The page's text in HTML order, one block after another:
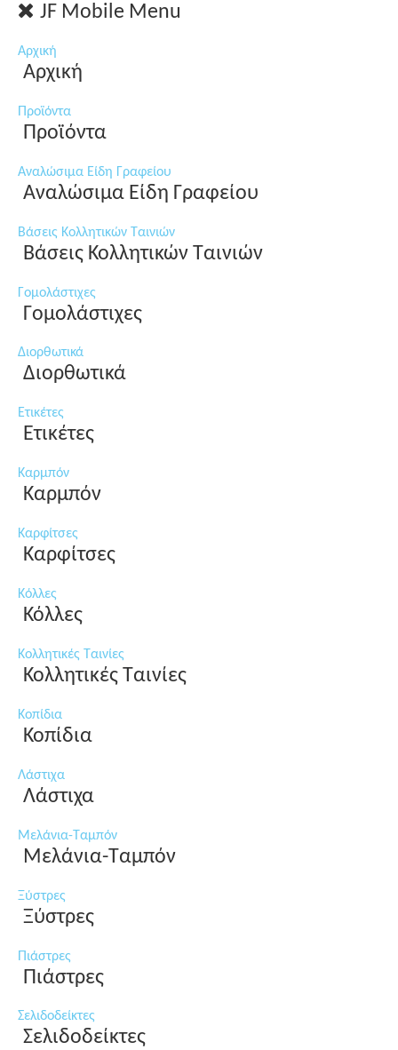
JF Mobile Menu
Αρχική
Αρχική
Προϊόντα
Προϊόντα
Αναλώσιμα Είδη Γραφείου
Αναλώσιμα Είδη Γραφείου
Βάσεις Κολλητικών Ταινιών
Βάσεις Κολλητικών Ταινιών
Γομολάστιχες
Γομολάστιχες
Διορθωτικά
Διορθωτικά
Ετικέτες
Ετικέτες
Καρμπόν
Καρμπόν
Καρφίτσες
Καρφίτσες
Κόλλες
Κόλλες
Κολλητικές Ταινίες
Κολλητικές Ταινίες
Κοπίδια
Κοπίδια
Λάστιχα
Λάστιχα
Μελάνια-Ταμπόν
Μελάνια-Ταμπόν
Ξύστρες
Ξύστρες
Πιάστρες
Πιάστρες
Σελιδοδείκτες
Σελιδοδείκτες